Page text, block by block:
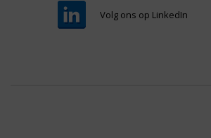
Volg ons op LinkedIn